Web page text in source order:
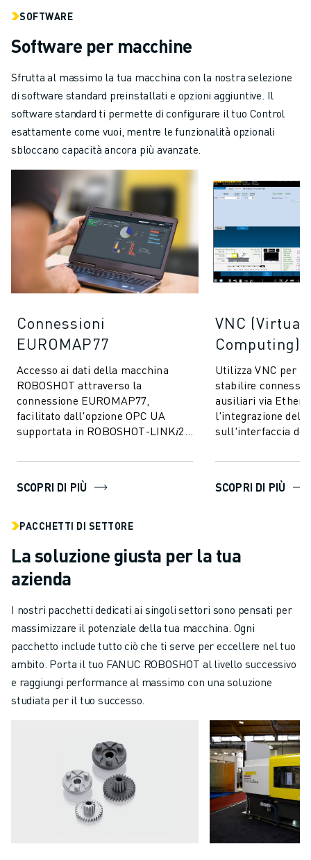
SOFTWARE
Software per macchine
Sfrutta al massimo la tua macchina con la nostra selezione
di software standard preinstallati e opzioni aggiuntive. Il
software standard ti permette di configurare il tuo Control
esattamente come vuoi, mentre le funzionalità opzionali
sbloccano capacità ancora più avanzate.
Connessioni
EUROMAP77
Accesso ai dati della macchina
ROBOSHOT attraverso la
connessione EUROMAP77,
facilitato dall'opzione OPC UA
supportata in ROBOSHOT-LINK𝑖2.
monitoraggio della qualità ...
SCOPRI DI PIÙ
VNC
Computing)
Utilizza VNC per
stabilire
ausiliari via
l'integrazione
sull'interfaccia del
SCOPRI DI PIÙ
PACCHETTI DI SETTORE
La soluzione giusta per la tua
azienda
I nostri pacchetti dedicati ai singoli settori sono pensati per
massimizzare il potenziale della tua macchina. Ogni
pacchetto include tutto ciò che ti serve per eccellere nel tuo
ambito. Porta il tuo FANUC ROBOSHOT al livello successivo
e raggiungi performance al massimo con una soluzione
studiata per il tuo successo.